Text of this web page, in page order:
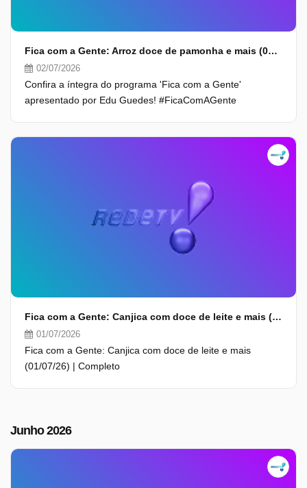
Fica com a Gente: Arroz doce de pamonha e mais (02/07/26) | Completo
02/07/2026
Confira a íntegra do programa 'Fica com a Gente'
apresentado por Edu Guedes! #FicaComAGente
Fica com a Gente: Canjica com doce de leite e mais (01/07/26) | Completo
01/07/2026
Fica com a Gente: Canjica com doce de leite e mais
(01/07/26) | Completo
Junho 2026